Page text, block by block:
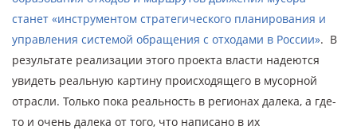
станет «инструментом стратегического планирования и
управления системой обращения с отходами в России». В
результате реализации этого проекта власти надеются
увидеть реальную картину происходящего в мусорной
отрасли. Только пока реальность в регионах далека, а где-
то и очень далека от того, что написано в их